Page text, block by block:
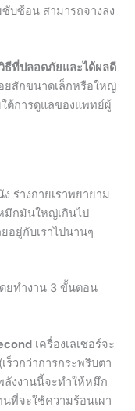
ธีที่ปลอดภัยและได้ผลดี
สักขนาดเล็กหรือใหญ่
กมันใหญ่เกินไป
ยู่กับเราไปนานๆ
ยทำงาน 3 ขั้นตอน
เครื่องเลเซอร์จะ
วกว่าการกระพริบตา
ที่จะใช้ความร้อนเผา
เสียหายได้ครับ
งจากหมึกแตกเป็นอนุ